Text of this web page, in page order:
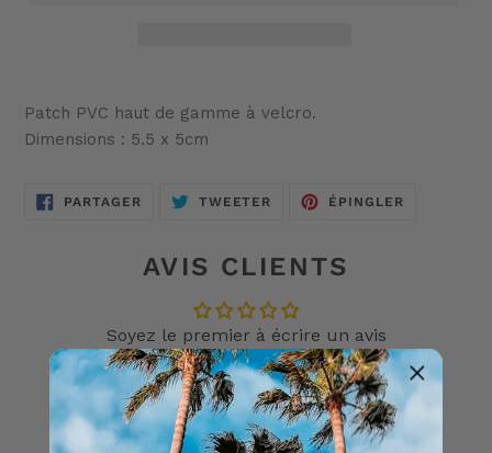
à
panier
Patch PVC haut de gamme à velcro.
Dimensions : 5.5 x 5cm
PARTAGERPARTAGERTWEETER TWEETERÉPINGLER
AVIS CLIENTS
Soyez le premier à écrire un avis
Écrire un avis